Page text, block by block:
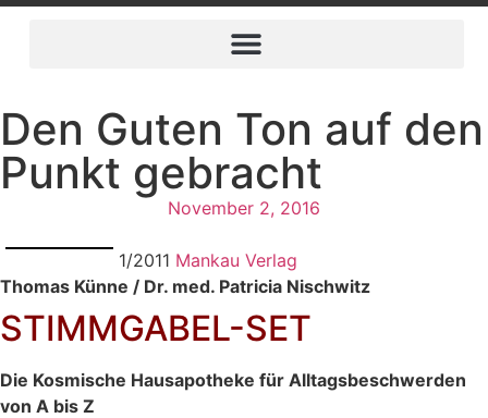
Den Guten Ton auf den
Punkt gebracht
November 2, 2016
1/2011 Mankau Verlag
Thomas Künne / Dr. med. Patricia Nischwitz
STIMMGABEL-SET
Die Kosmische Hausapotheke für Alltagsbeschwerden
von A bis Z